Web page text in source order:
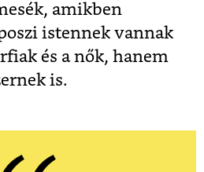
amikben
istennek vannak
és a nők, hanem
is.